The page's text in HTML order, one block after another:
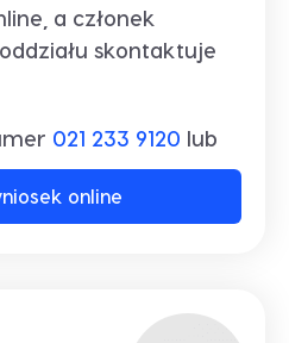
a członek
skontaktuje
021 233 9120 lub
online